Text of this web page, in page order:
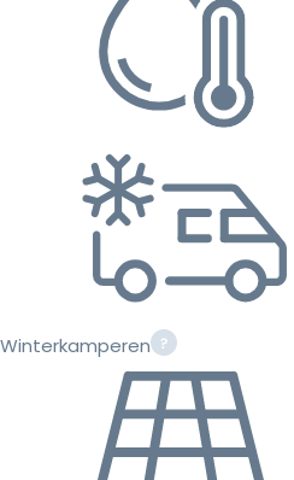
Winterkamperen